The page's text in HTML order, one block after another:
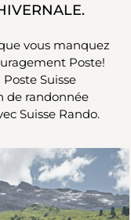
vous manquez
Poste!
Suisse
de randonnée
Suisse Rando.